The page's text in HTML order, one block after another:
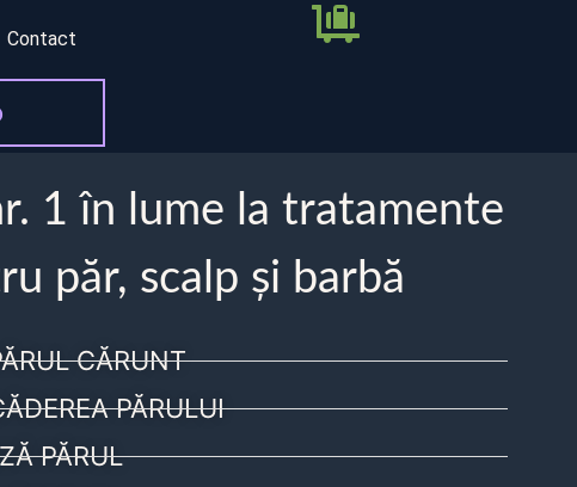
Contact
1 în lume la tratamente
păr, scalp și barbă
CĂRUNT
PĂRULUI
PĂRUL